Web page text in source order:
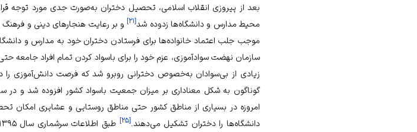
بعد از پیروزی انقلاب اسلامی، تحصیل دختران به‌صورت جدی مورد توجه
محیط مدارس و دانشگاه‌ها زدوده شد[۲۱]و بر رعایت هنجارهای دینی و فرهنگ
موجب جلب اعتماد خانواده‌ها برای فرستادن دختران خود به مدارس و
سازمان نهضت سوادآموزی، عزم خود را برای باسواد کردن تمام افراد جامعه
زیادی از بی‌سوادان به‌خصوص دخترانی روبرو شد که فرصت دانش‌آموزی را
گوناگون به شکل معناداری بر میزان جمعیت باسواد کشور افزوده شد و در سال ۱۳۹۵ش، میزان افراد باسواد کل کشور به ۸۷٫۶ درصد
دانشگاه‌ها را دختران تشکیل می‌دهند.[۲۵]